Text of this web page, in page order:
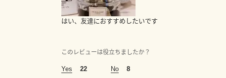
あなたの年齢は
35～44歳
*いつからジョー マローン ロンドンの製品をお使いですか
1～5年前
はい、友達におすすめしたいです
このレビューは役立ちましたか？
22 8